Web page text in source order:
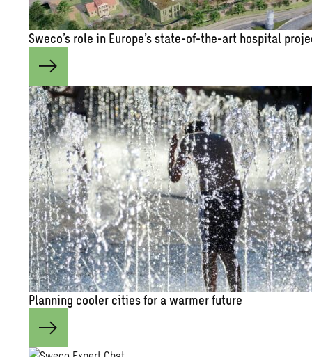
Sweco’s role in Eu­rope’s state-of-the-art hos­pi­tal
Plan­ning cooler cities for a warmer fu­ture